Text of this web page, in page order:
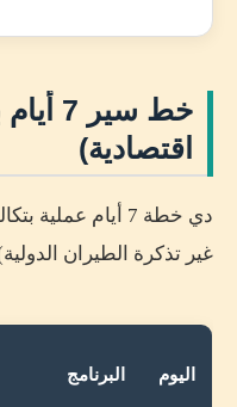
خط
اقتصادية)
دي خطة 7 أيام
غير تذكرة الطيران
اليوم البرنامج